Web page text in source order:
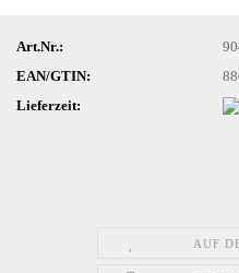
Art.Nr.:
EAN/GTIN:
Lieferzeit:
AUF